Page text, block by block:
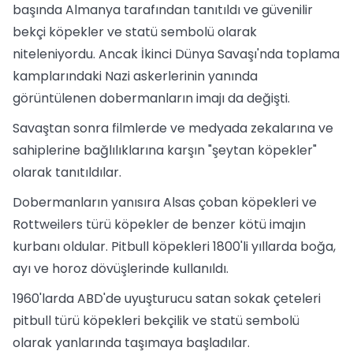
başında Almanya tarafından tanıtıldı ve güvenilir
bekçi köpekler ve statü sembolü olarak
niteleniyordu. Ancak İkinci Dünya Savaşı'nda toplama
kamplarındaki Nazi askerlerinin yanında
görüntülenen dobermanların imajı da değişti.
Savaştan sonra filmlerde ve medyada zekalarına ve
sahiplerine bağlılıklarına karşın "şeytan köpekler"
olarak tanıtıldılar.
Dobermanların yanısıra Alsas çoban köpekleri ve
Rottweilers türü köpekler de benzer kötü imajın
kurbanı oldular. Pitbull köpekleri 1800'li yıllarda boğa,
ayı ve horoz dövüşlerinde kullanıldı.
1960'larda ABD'de uyuşturucu satan sokak çeteleri
pitbull türü köpekleri bekçilik ve statü sembolü
olarak yanlarında taşımaya başladılar.